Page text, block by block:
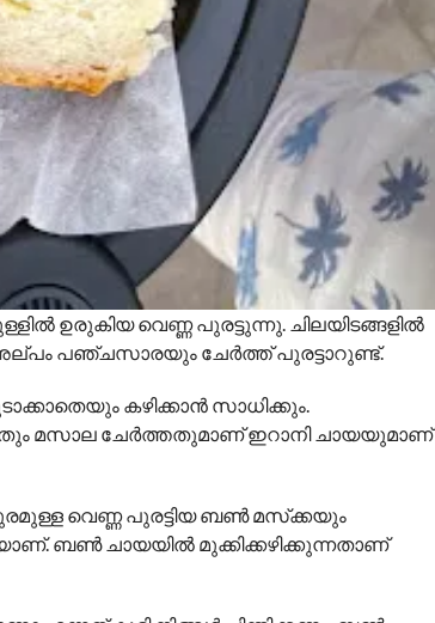
ഉരുകിയ വെണ്ണ പുരട്ടുന്നു. ചിലയിടങ്ങളില്‍
പഞ്ചസാരയും ചേര്‍ത്ത് പുരട്ടാറുണ്ട്.
കഴിക്കാന്‍ സാധിക്കും.
മസാല ചേര്‍ത്തതുമാണ് ഇറാനി ചായയുമാണ്
വെണ്ണ പുരട്ടിയ ബണ്‍ മസ്‌ക്കയും
ബണ്‍ ചായയില്‍ മുക്കിക്കഴിക്കുന്നതാണ്